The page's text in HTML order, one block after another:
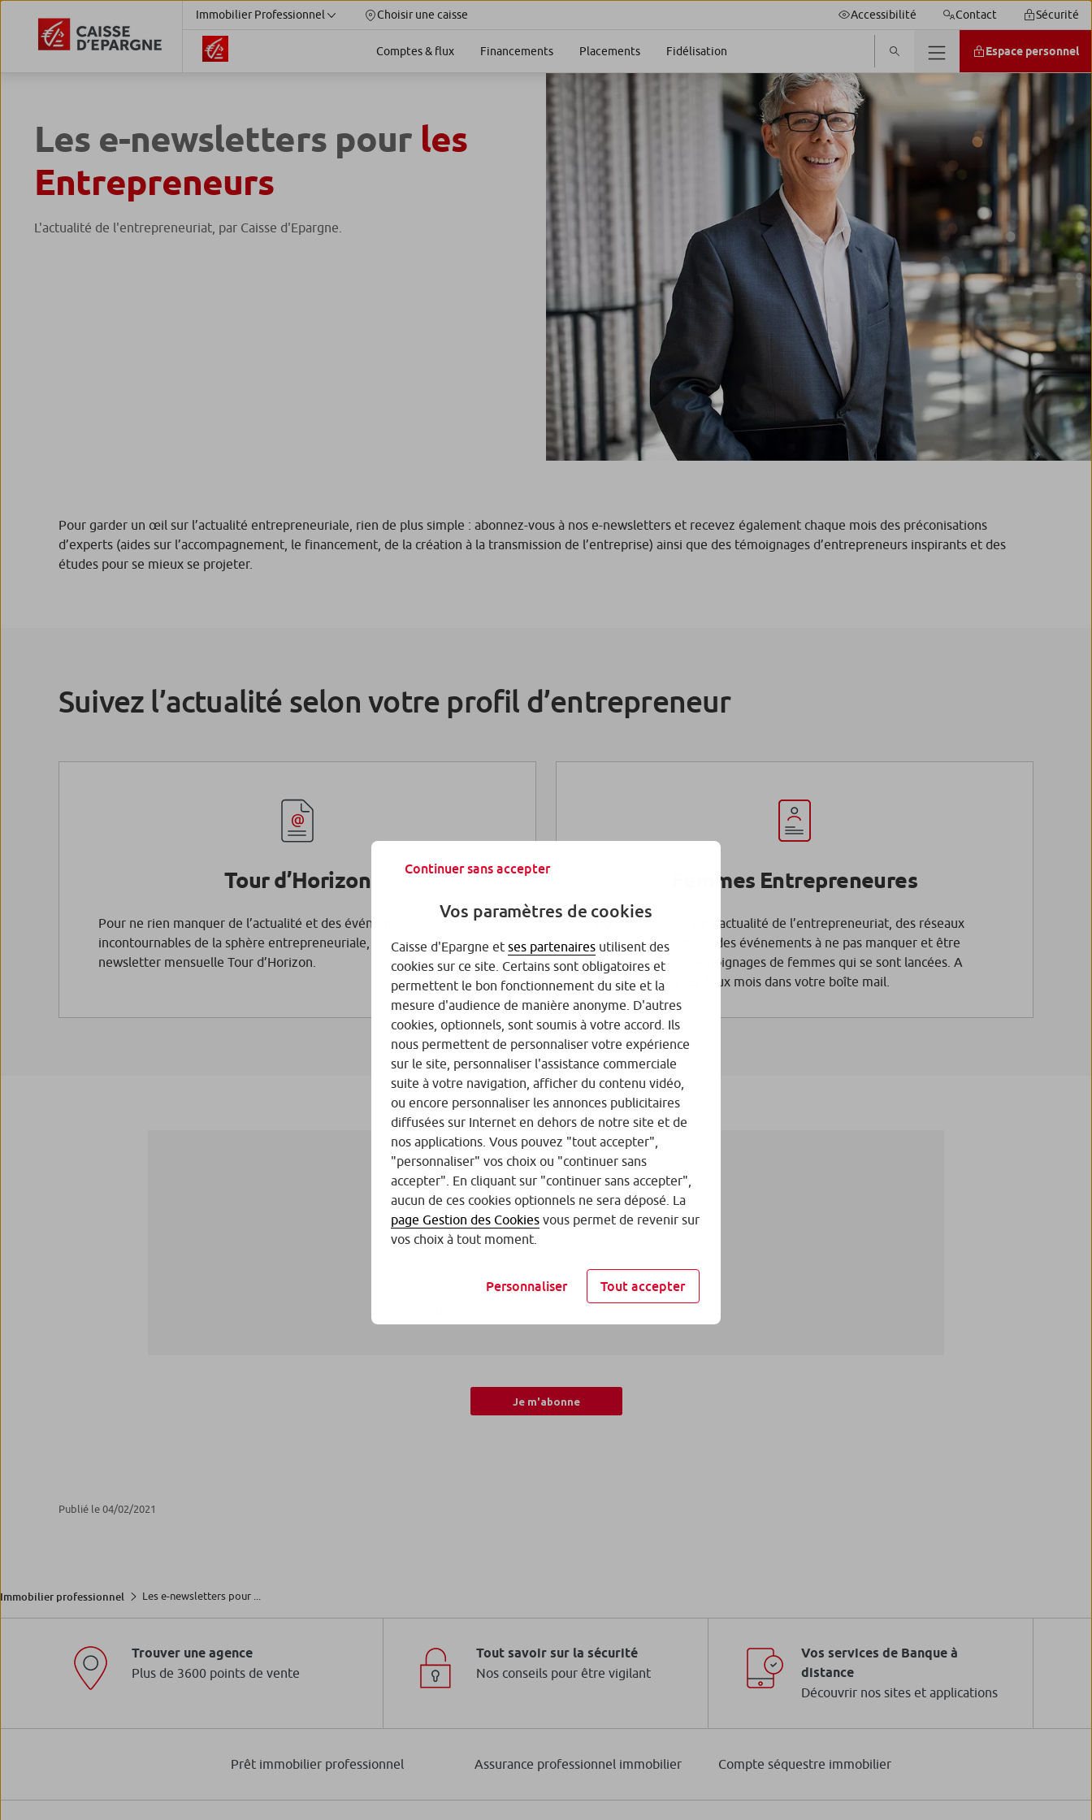
Immobilier Professionnel Choisir une caisse Accessibilité Contact Sécurité
Comptes & flux Financements Placements Fidélisation Espace personnel
Les e-newsletters pour les
Entrepreneurs
L'actualité de l'entrepreneuriat, par Caisse d'Epargne.
Pour garder un œil sur l’actualité entrepreneuriale, rien de plus simple : abonnez-vous à nos e-newsletters et recevez également chaque mois des préconisations
d’experts (aides sur l’accompagnement, le financement, de la création à la transmission de l’entreprise) ainsi que des témoignages d’entrepreneurs inspirants et des
études pour se mieux se projeter.
Suivez l’actualité selon votre profil d’entrepreneur
Tour d’Horizon
Pour ne rien manquer de l’actualité et des événements
incontournables de la sphère entrepreneuriale, abonnez-vous à la e-
newsletter mensuelle Tour d’Horizon.
Femmes Entrepreneures
Pour tout savoir sur l’actualité de l’entrepreneuriat, des réseaux
d’accompagnement, des événements à ne pas manquer et être
inspirée par des témoignages de femmes qui se sont lancées. A
retrouver tous les deux mois dans votre boîte mail.
Publié le 04/02/2021
Immobilier professionnel Les e-newsletters pour ...
Trouver une agence
Plus de 3600 points de vente
Tout savoir sur la sécurité
Nos conseils pour être vigilant
Vos services de Banque à
distance
Découvrir nos sites et applications
Prêt immobilier professionnel Assurance professionnel immobilier Compte séquestre immobilier
Continuer sans accepter
Vos paramètres de cookies
Caisse d'Epargne et ses partenaires utilisent des
cookies sur ce site. Certains sont obligatoires et
permettent le bon fonctionnement du site et la
mesure d'audience de manière anonyme. D'autres
cookies, optionnels, sont soumis à votre accord. Ils
nous permettent de personnaliser votre expérience
sur le site, personnaliser l'assistance commerciale
suite à votre navigation, afficher du contenu vidéo,
ou encore personnaliser les annonces publicitaires
diffusées sur Internet en dehors de notre site et de
nos applications. Vous pouvez "tout accepter",
"personnaliser" vos choix ou "continuer sans
accepter". En cliquant sur "continuer sans accepter",
aucun de ces cookies optionnels ne sera déposé. La
page Gestion des Cookies vous permet de revenir sur
vos choix à tout moment.
Personnaliser Tout accepter